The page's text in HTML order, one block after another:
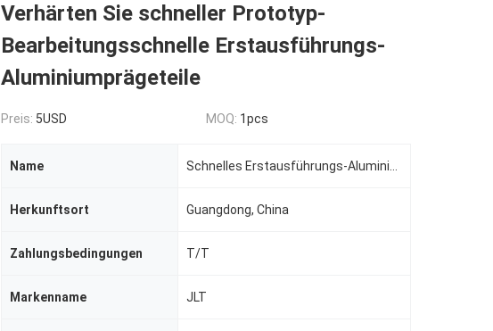
Verhärten Sie schneller Prototyp-
Bearbeitungsschnelle Erstausführungs-
Aluminiumprägeteile
Preis: 5USD MOQ: 1pcs
Name
Herkunftsort Guangdong, China
Zahlungsbedingungen T/T
Markenname JLT